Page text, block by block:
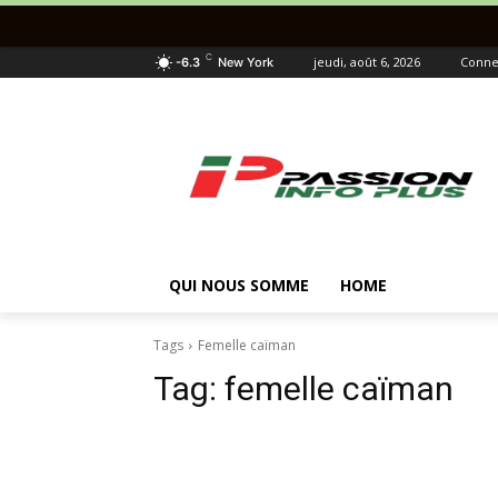
-6.3 C New York jeudi, août 6, 2026
QUI NOUS SOMME HOME
Tags Femelle caïman
Tag: femelle caïman